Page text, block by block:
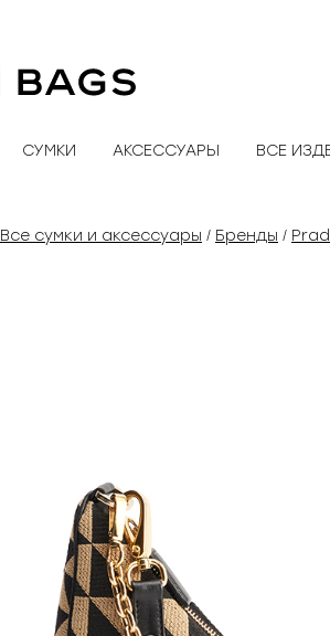
СУМКИ АКСЕССУАРЫ ВСЕ
Все сумки и аксессуары / Бренды /